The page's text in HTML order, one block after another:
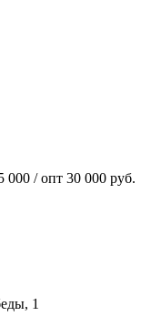
000 / опт 30 000 руб.
1